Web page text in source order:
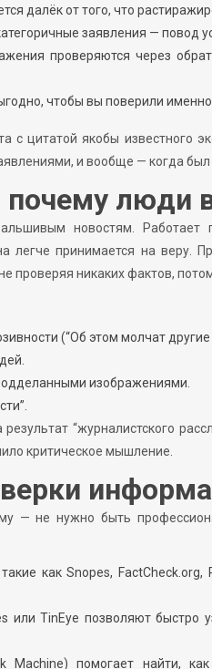
далёк от того, что
заявления — повод
проверяются через
чтобы вы поверили
с цитатой якобы известного
и вообще — когда был
люди
новостям. Работает
легче принимается на веру.
проверяя никаких фактов,
(“Об этом молчат другие
изображениями.
“журналистского
критическое мышление.
— не нужно быть
как Snopes, FactCheck.org,
или TinEye позволяют быстро
Machine) помогает найти,